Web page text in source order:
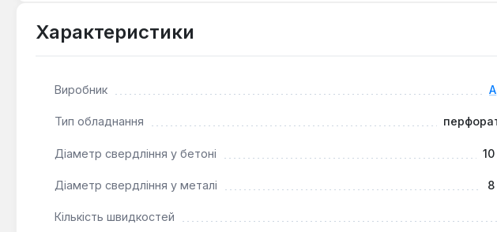
Акумуляторний перфоратор Apro 20CH є практичним інструментом для
зручності. Він підходить для професійних майстрів та домашніх
Характеристики
Виробник
Тип обладнання
Діаметр свердління у бетоні
Діаметр свердління у металі
Кількість швидкостей